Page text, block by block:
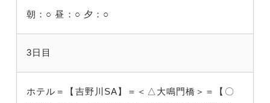
朝：○ 昼：○ 夕：○
3日目
ホテル＝【吉野川SA】＝＜△大鳴門橋＞＝【〇